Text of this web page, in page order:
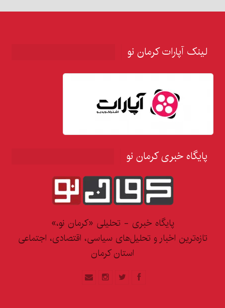
لینک آپارات کرمان نو
پایگاه خبری کرمان نو
پایگاه خبری - تحلیلی «کرمان نو،»
تازه‌ترین اخبار و تحلیل‌های سیاسی، اقتصادی، اجتماعی
استان کرمان